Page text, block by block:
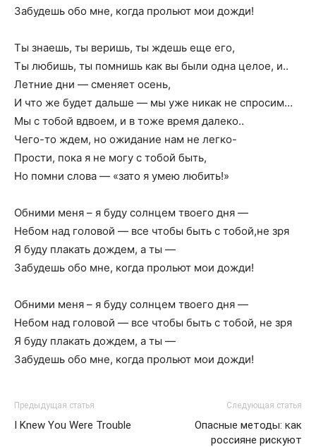
Забудешь обо мне, когда прольют мои дожди!
Ты знаешь, ты веришь, ты ждешь еще его,
Ты любишь, ты помнишь как вы были одна целое, и..
Летние дни — сменяет осень,
И что же будет дальше — мы уже никак не спросим…
Мы с тобой вдвоем, и в тоже время далеко..
Чего-то ждем, но ожидание нам не легко-
Прости, пока я не могу с тобой быть,
Но помни слова — «зато я умею любить!»
Обними меня – я буду солнцем твоего дня —
Небом над головой — все чтобы быть с тобой,не зря
Я буду плакать дождем, а ты —
Забудешь обо мне, когда прольют мои дожди!
Обними меня – я буду солнцем твоего дня —
Небом над головой — все чтобы быть с тобой, не зря
Я буду плакать дождем, а ты —
Забудешь обо мне, когда прольют мои дожди!
Предыдущая статья
I Knew You Were Trouble
Следующая статья
Опасные методы: как
россияне рискуют